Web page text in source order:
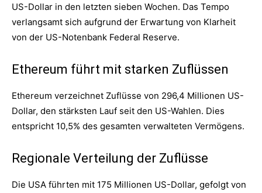
US-Dollar in den letzten sieben Wochen. Das Tempo
verlangsamt sich aufgrund der Erwartung von Klarheit
von der US-Notenbank Federal Reserve.
Ethereum führt mit starken Zuflüssen
Ethereum verzeichnet Zuflüsse von 296,4 Millionen US-
Dollar, den stärksten Lauf seit den US-Wahlen. Dies
entspricht 10,5% des gesamten verwalteten Vermögens.
Regionale Verteilung der Zuflüsse
Die USA führten mit 175 Millionen US-Dollar, gefolgt von